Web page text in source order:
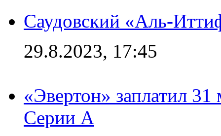
Саудовский «Аль-
29.8.2023, 17:45
«Эвертон» заплатил
Серии А